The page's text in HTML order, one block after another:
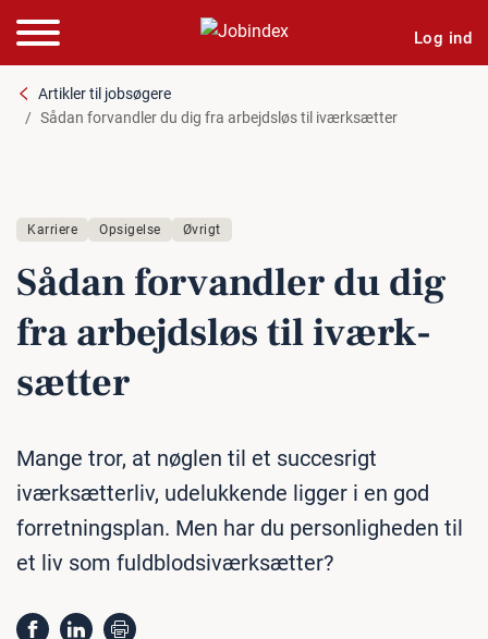
Log ind
Artikler til jobsøgere
Sådan forvandler du dig fra arbejdsløs til iværksætter
Karriere Opsigelse Øvrigt
Sådan for­vand­ler du dig
fra ar­bejds­løs til iværk­
sæt­ter
Mange tror, at nøglen til et succesrigt
iværksætterliv, udelukkende ligger i en god
forretningsplan. Men har du personligheden til
et liv som fuldblodsiværksætter?